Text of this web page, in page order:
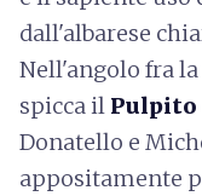
dall'albarese
Nell'angolo fra
spicca il Pulpito
Donatello e
appositamente